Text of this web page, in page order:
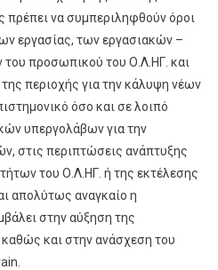
πρέπει να συμπεριληφθούν όροι
εργασίας, των εργασιακών –
προσωπικού του Ο.Λ.ΗΓ. και
περιοχής για την κάλυψη νέων
όσο και σε λοιπό
υπεργολάβων για την
στις περιπτώσεις ανάπτυξης
του Ο.Λ.ΗΓ. ή της εκτέλεσης
απολύτως αναγκαίο η
στην αύξηση της
και στην ανάσχεση του